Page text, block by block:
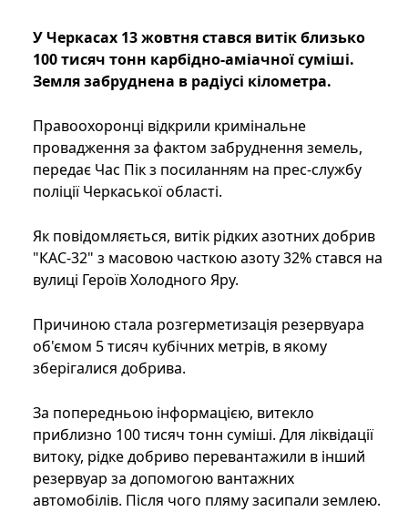
У Черкасах 13 жовтня стався витік близько
100 тисяч тонн карбідно-аміачної суміші.
Земля забруднена в радіусі кілометра.
Правоохоронці відкрили кримінальне
провадження за фактом забруднення земель,
передає Час Пік з посиланням на прес-службу
поліції Черкаської області.
Як повідомляється, витік рідких азотних добрив
"КАС-32" з масовою часткою азоту 32% стався на
вулиці Героїв Холодного Яру.
Причиною стала розгерметизація резервуара
об'ємом 5 тисяч кубічних метрів, в якому
зберігалися добрива.
За попередньою інформацією, витекло
приблизно 100 тисяч тонн суміші. Для ліквідації
витоку, рідке добриво перевантажили в інший
резервуар за допомогою вантажних
автомобілів. Після чого пляму засипали землею.